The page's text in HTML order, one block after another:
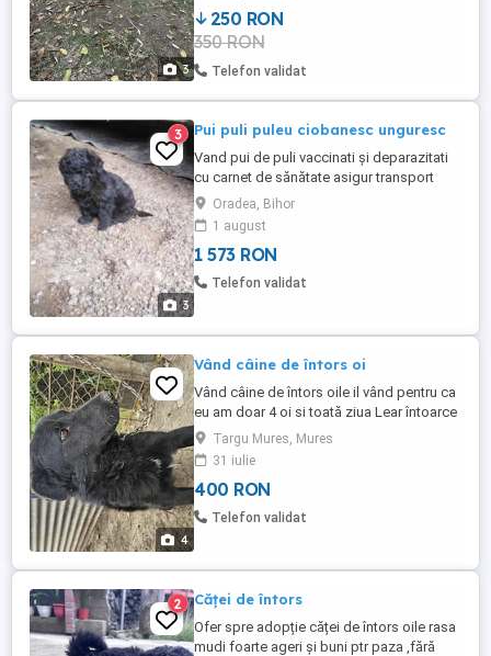
3
250 RON
350 RON
Telefon validat
3
3 Pui puli puleu ciobanesc unguresc
Vand pui de puli vaccinati și deparazitati
cu carnet de sănătate asigur transport
Oradea, Bihor
1 august
1 573 RON
Telefon validat
4
Vând câine de întors oi
Vând câine de întors oile il vând pentru ca
eu am doar 4 oi si toată ziua Lear întoarce
este bun pentru cine are multe oi
Targu Mures, Mures
31 iulie
400 RON
Telefon validat
2 Căței de întors
Ofer spre adopție căței de întors oile rasa
mudi foarte ageri și buni ptr paza ,fără